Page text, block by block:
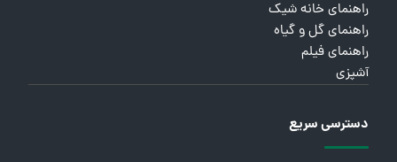
راهنمای خانه شیک
راهنمای گل و گیاه
راهنمای فیلم
آشپزی
دسترسی سریع